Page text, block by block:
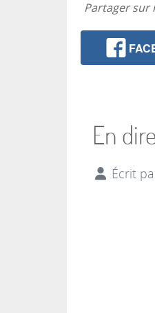
Partager sur
En
Écrit